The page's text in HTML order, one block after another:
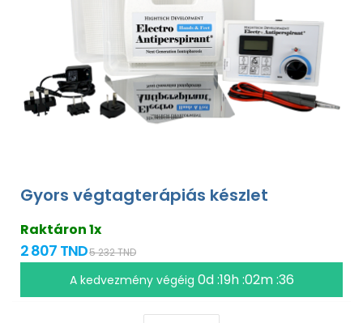
Gyors végtagterápiás készlet
Raktáron 1x
2 807 TND5 232 TND
A kedvezmény végéig 0d :19h :02m :35